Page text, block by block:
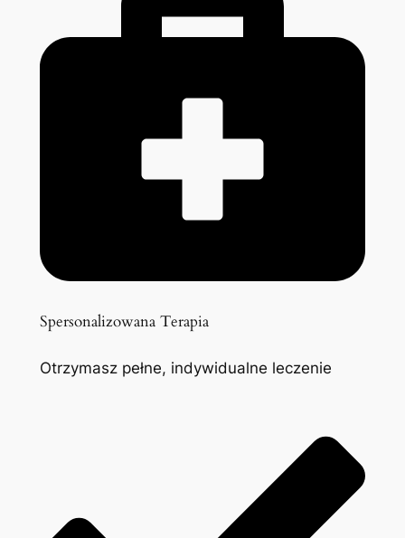
Spersonalizowana Terapia
Otrzymasz pełne, indywidualne leczenie